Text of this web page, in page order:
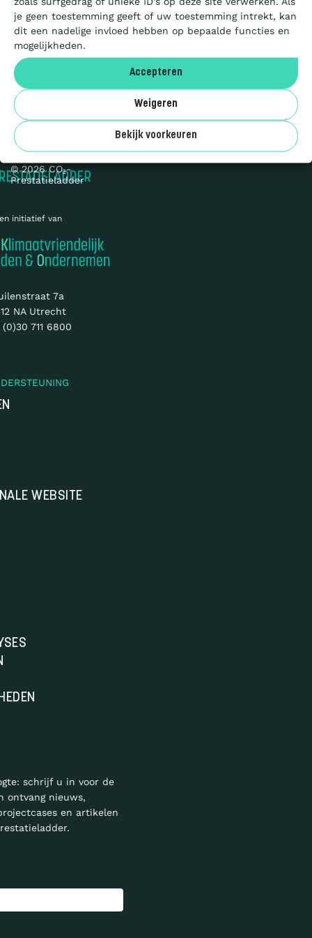
je geen toestemming geeft of uw toestemming intrekt, kan
dit een nadelige invloed hebben op bepaalde functies en
mogelijkheden.
Accepteren
Weigeren
Bekijk voorkeuren
initiatief van
7a
NA Utrecht
(0)30 711 6800
WEBSITE
schrijf u in voor de
ontvang nieuws,
en artikelen
© 2026 CO₂-
Prestatieladder
Aanbesteden
Deelnemers
Over ons